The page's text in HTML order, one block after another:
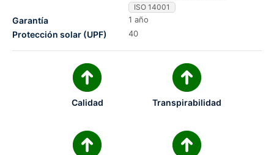
ISO 14001
Garantía 1 año
Protección solar (UPF) 40
Calidad Transpirabilidad